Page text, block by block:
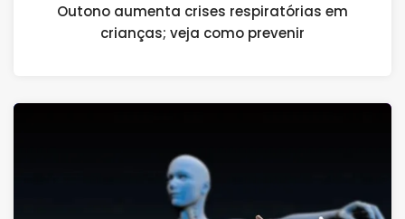
Outono aumenta crises respiratórias em
crianças; veja como prevenir